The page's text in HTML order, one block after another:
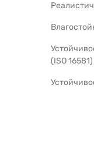
(ISO 16581)